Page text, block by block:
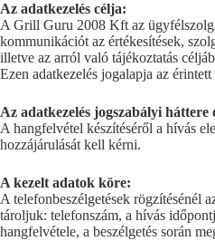
Az adatkezelés célja:
A Grill Guru 2008 Kft az
kommunikációt az értékesítések,
illetve az arról való tájékoztatás
Ezen adatkezelés jogalapja az érintett
Az adatkezelés jogszabályi háttere
A hangfelvétel készítéséről a hívás
hozzájárulását kell kérni.
A kezelt adatok köre:
A telefonbeszélgetések rögzítésénél
tároljuk: telefonszám, a hívás
hangfelvétele, a beszélgetés során